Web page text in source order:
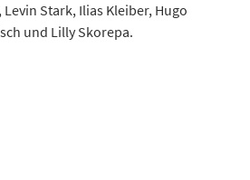
Stark, Ilias Kleiber, Hugo
und Lilly Skorepa.